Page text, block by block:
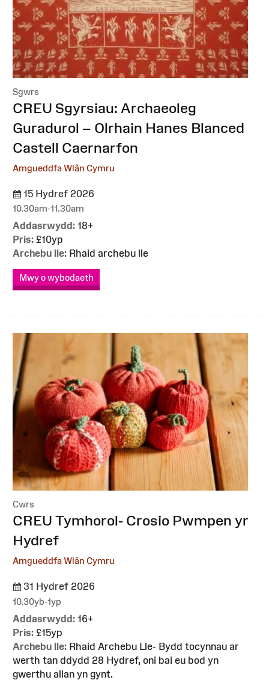
Sgwrs
:CREU Sgyrsiau: Archaeoleg
Guradurol – Olrhain Hanes Blanced
Castell Caernarfon
Amgueddfa Wlân Cymru
15 Hydref 2026
10.30am-11.30am
Addasrwydd: 18+
Pris: £10yp
Archebu lle: Rhaid archebu lle
Mwy o wybodaeth
Cwrs
:CREU Tymhorol- Crosio Pwmpen yr
Hydref
Amgueddfa Wlân Cymru
31 Hydref 2026
10.30yb-1yp
Addasrwydd: 16+
Pris: £15yp
Archebu lle: Rhaid Archebu Lle- Bydd tocynnau ar
werth tan ddydd 28 Hydref, oni bai eu bod yn
gwerthu allan yn gynt.